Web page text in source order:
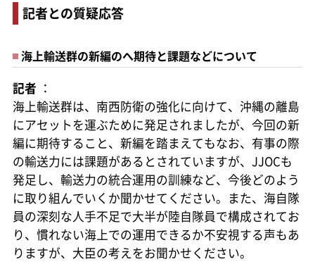
記者との質疑応答
海上輸送群の新編のへ期待と課題などについて
記者 ：
海上輸送群は、南西防衛の強化に向けて、沖縄の離島
にアセットを運ぶために発足されましたが、今回の新
編に期待すること、新編を踏まえてもなお、有事の際
の輸送力には課題があるとされていますが、JJOCも
発足し、輸送力の統合運用の訓練など、今後どのよう
に取り組んでいくか聞かせてください。また、海自隊
員の深刻な人手不足で大半が陸自隊員で構成されてお
り、慣れない海上での運用できるか不安視する声もあ
りますが、大臣の考えをお聞かせください。